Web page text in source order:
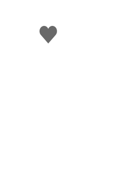
い
い
ね